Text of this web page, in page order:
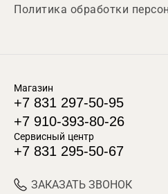
Политика обработки
Магазин
+7 831 297-50-95
+7 910-393-80-26
Сервисный центр
+7 831 295-50-67
ЗАКАЗАТЬ ЗВОНОК